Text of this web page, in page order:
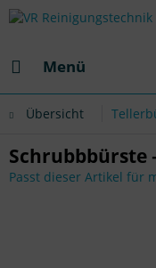
Menü
Übersicht
Schrubbbürste
Passt dieser Artikel für